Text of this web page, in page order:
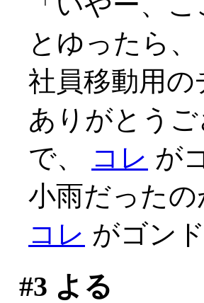
とゆったら、
社員移動用
ありがとう
で、
コレ が
小雨だった
コレ がゴン
#3 よる